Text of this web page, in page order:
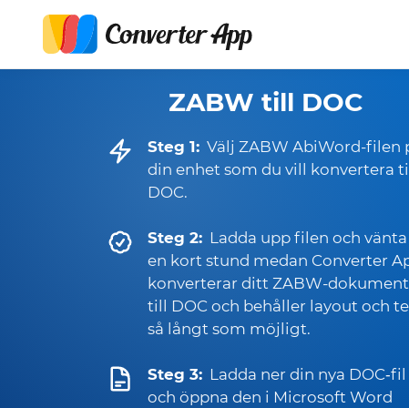
ZABW till DOC
Steg 1: Välj ZABW AbiWord-filen
din enhet som du vill konvertera till
DOC.
Steg 2: Ladda upp filen och vänta
en kort stund medan Converter
konverterar ditt ZABW-dokument
till DOC och behåller layout och
så långt som möjligt.
Steg 3: Ladda ner din nya DOC‑fil
och öppna den i Microsoft Word